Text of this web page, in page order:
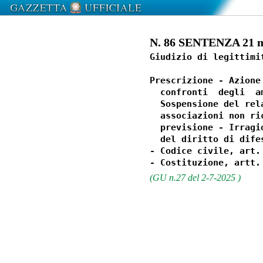
N. 86 SENTENZA 21
Giudizio di
Prescrizione -
confronti  degli
Sospensione del
associazioni non
previsione -
del diritto di
- Codice civile, art.
(GU n.27 del 2-7-2025 )